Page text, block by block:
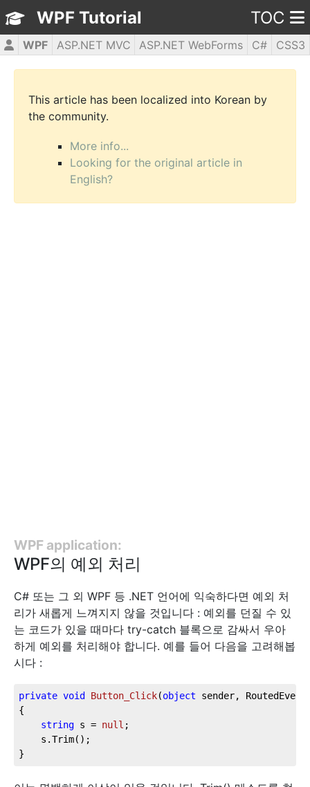
WPF Tutorial TOC
WPF ASP.NET MVC ASP.NET WebForms C#
CSS3
HTML5
JavaScript jQuery PHP5
This article has been localized into Korean by
the community.
More info...
Looking for the original article in
English?
WPF application:
WPF의 예외 처리
C# 또는 그 외 WPF 등 .NET 언어에 익숙하다면 예외 처
리가 새롭게 느껴지지 않을 것입니다 : 예외를 던질 수 있
는 코드가 있을 때마다 try-catch 블록으로 감싸서 우아
하게 예외를 처리해야 합니다. 예를 들어 다음을 고려해봅
시다 :
private void Button_Click(object sender,
{
string s = null ;
}